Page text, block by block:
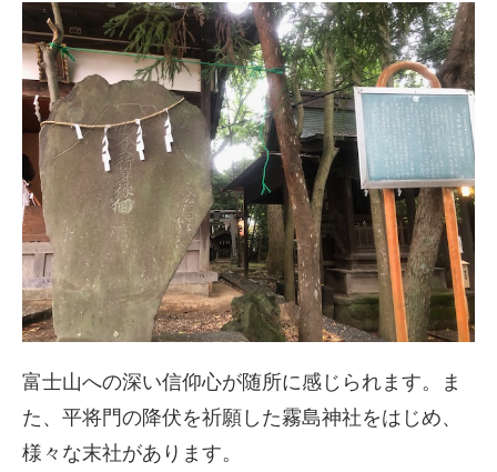
富士山への深い信仰心が随所に感じられます。ま
た、平将門の降伏を祈願した霧島神社をはじめ、
様々な末社があります。